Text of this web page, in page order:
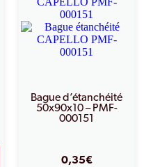
Bague d’étanchéité
50x90x10 – PMF-
000151
0,35€